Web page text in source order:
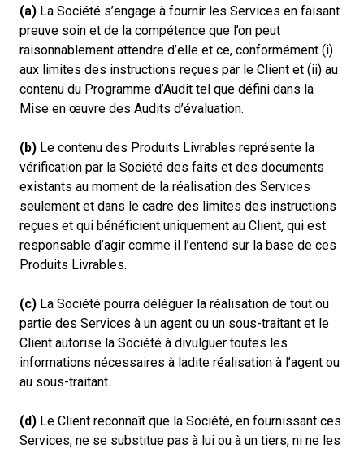
(a) La Société s’engage à fournir les Services en faisant
preuve soin et de la compétence que l’on peut
raisonnablement attendre d’elle et ce, conformément (i)
aux limites des instructions reçues par le Client et (ii) au
contenu du Programme d’Audit tel que défini dans la
Mise en œuvre des Audits d’évaluation.
(b) Le contenu des Produits Livrables représente la
vérification par la Société des faits et des documents
existants au moment de la réalisation des Services
seulement et dans le cadre des limites des instructions
reçues et qui bénéficient uniquement au Client, qui est
responsable d’agir comme il l’entend sur la base de ces
Produits Livrables.
(c) La Société pourra déléguer la réalisation de tout ou
partie des Services à un agent ou un sous-traitant et le
Client autorise la Société à divulguer toutes les
informations nécessaires à ladite réalisation à l’agent ou
au sous-traitant.
(d) Le Client reconnaît que la Société, en fournissant ces
Services, ne se substitue pas à lui ou à un tiers, ni ne les